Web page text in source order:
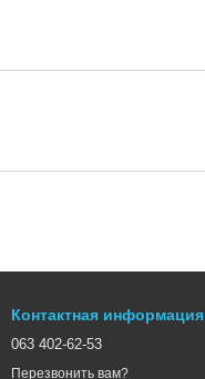
Контактная информация
063 402-62-53
Перезвонить вам?